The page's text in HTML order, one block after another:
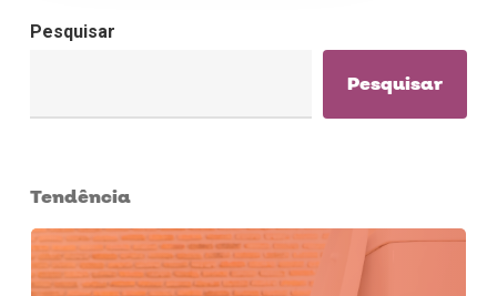
Pesquisar
Pesquisar
Tendência